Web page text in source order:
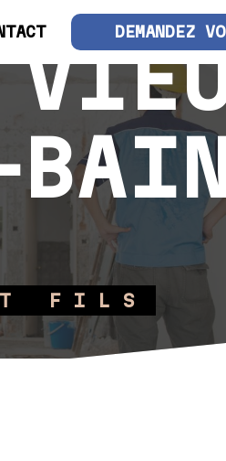
DEMANDEZ
FILS